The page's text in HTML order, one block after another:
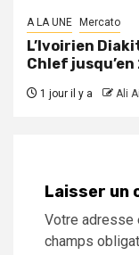
A LA UNE Mercato
L’Ivoirien
Chlef jusqu’en
1 jour il y a Ali
Laisser un
Votre adresse
champs